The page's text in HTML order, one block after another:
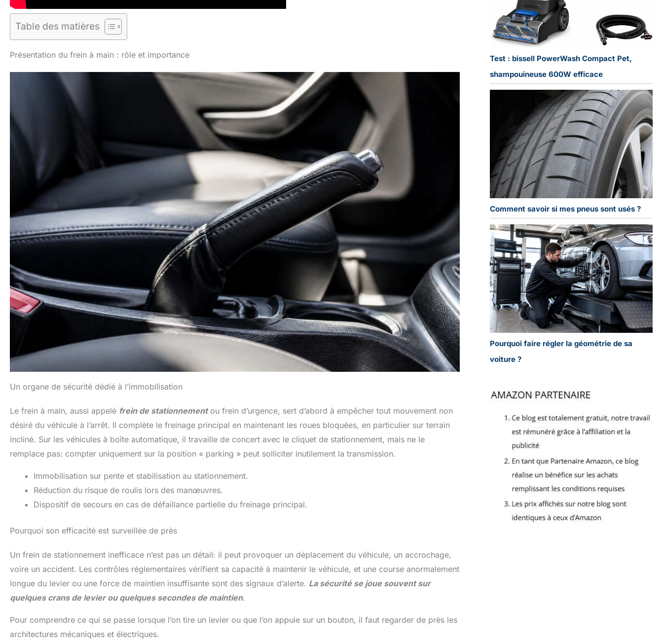
Table des matières
Présentation du frein à main : rôle et importance
Un organe de sécurité dédié à l’immobilisation
Le frein à main, aussi appelé frein de stationnementou frein d’urgence, sert d’abord à empêcher tout mouvement non
désiré du véhicule à l’arrêt. Il complète le freinage principal en maintenant les roues bloquées, en particulier sur terrain
incliné. Sur les véhicules à boîte automatique, il travaille de concert avec le cliquet de stationnement, mais ne le
remplace pas: compter uniquement sur la position « parking » peut solliciter inutilement la transmission.
Immobilisation sur pente et stabilisation au stationnement.
Réduction du risque de roulis lors des manœuvres.
Dispositif de secours en cas de défaillance partielle du freinage principal.
Pourquoi son efficacité est surveillée de près
Un frein de stationnement inefficace n’est pas un détail: il peut provoquer un déplacement du véhicule, un accrochage,
voire un accident. Les contrôles réglementaires vérifient sa capacité à maintenir le véhicule, et une course anormalement
longue du levier ou une force de maintien insuffisante sont des signaux d’alerte. La sécurité se joue souvent sur
quelques crans de levier ou quelques secondes de maintien.
Pour comprendre ce qui se passe lorsque l’on tire un levier ou que l’on appuie sur un bouton, il faut regarder de près les
architectures mécaniques et électriques.
Test : bissell PowerWash Compact Pet,
shampouineuse 600W efficace
Comment savoir si mes pneus sont usés ?
Pourquoi faire régler la géométrie de sa
voiture ?